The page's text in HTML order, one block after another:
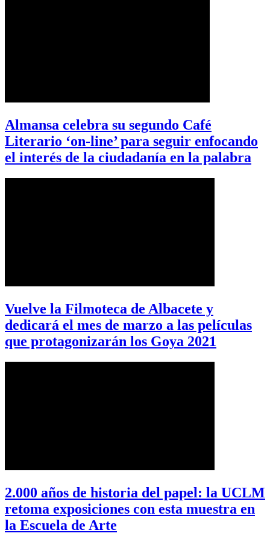
Almansa celebra su segundo Café
Literario ‘on-line’ para seguir enfocando
el interés de la ciudadanía en la palabra
Vuelve la Filmoteca de Albacete y
dedicará el mes de marzo a las películas
que protagonizarán los Goya 2021
2.000 años de historia del papel: la UCLM
retoma exposiciones con esta muestra en
la Escuela de Arte